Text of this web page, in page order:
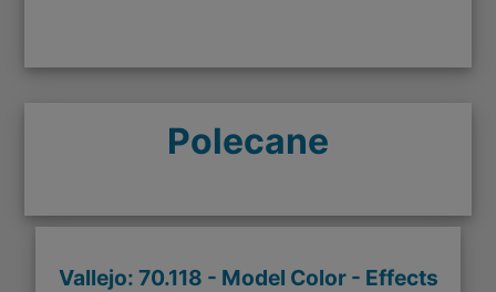
Polecane
Vallejo: 70.118 - Model Color - Effects